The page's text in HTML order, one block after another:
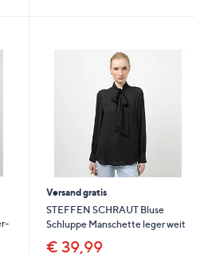
Versand gratis
STEFFEN SCHRAUT Bluse
Schluppe Manschette leger weit
€ 39,99